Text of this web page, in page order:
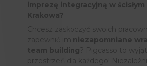
imprezę integracyjną w
Krakowa?
Chcesz zaskoczyć swoich
zapewnić im niezapomniane
team building ? Pigcasso to
przestrzeń dla każdego!